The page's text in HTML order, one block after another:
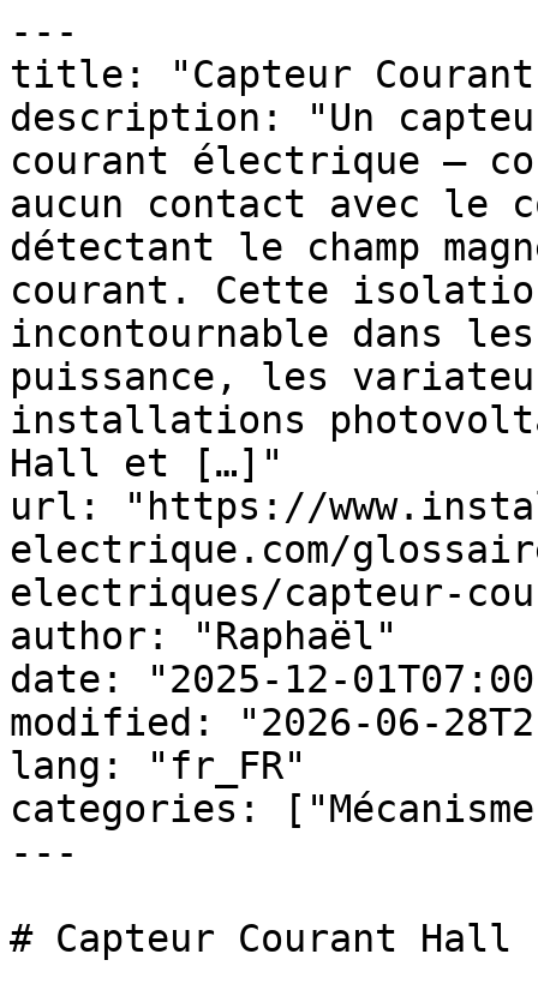
---
title: "Capteur
description: "Un
courant électrique —
aucun contact avec le
détectant le champ
courant. Cette
incontournable dans
puissance, les
installations
Hall et […]"
url: "https://
electrique.com/
electriques/capteur-
author: "Raphaël"
date: "2025-12-
modified: "2026-06-
lang: "fr_FR"
categories:
---
# Capteur Courant Hall